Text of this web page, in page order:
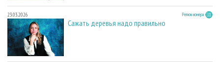
23.03.2026 Регион номера
Сажать деревья надо правильно